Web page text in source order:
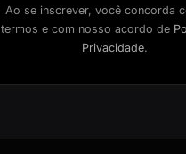
Ao se inscrever, você concorda
termos e com nosso acordo de
Privacidade.